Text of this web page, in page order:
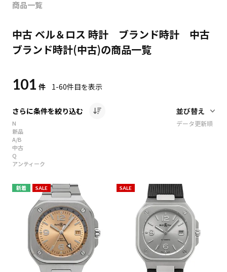
商品一覧
中古 ベル＆ロス 時計 ブランド時計 中古
ブランド時計(中古)の商品一覧
101 件 1-60件目を表示
さらに条件を絞り込む
N
新品
A/B
中古
Q
アンティーク
データ更新順
新着 SALE SALE